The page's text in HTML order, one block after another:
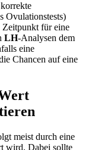
Ovulationstests)
Zeitpunkt für eine
LH-Analysen dem
eine
Chancen auf eine
meist durch eine
wird. Dabei sollte